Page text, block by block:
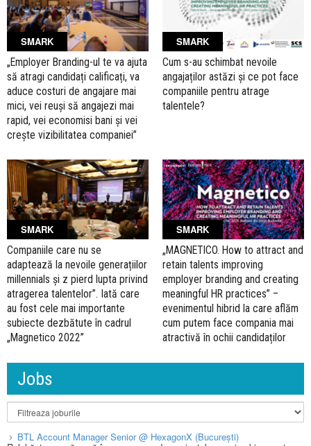
SMARK
„Employer Branding-ul te va ajuta
să atragi candidați calificați, va
aduce costuri de angajare mai
mici, vei reuși să angajezi mai
rapid, vei economisi bani și vei
crește vizibilitatea companiei”
SMARK
Cum s-au schimbat nevoile
angajaților astăzi și ce pot face
companiile pentru atrage
talentele?
SMARK
Companiile care nu se
adaptează la nevoile generațiilor
millennials și z pierd lupta privind
atragerea talentelor”. Iată care
au fost cele mai importante
subiecte dezbătute în cadrul
„Magnetico 2022”
SMARK
„MAGNETICO. How to attract and
retain talents improving
employer branding and creating
meaningful HR practices” –
evenimentul hibrid la care aflăm
cum putem face compania mai
atractivă în ochii candidaților
Jobs
BTL Account Manager Senior @ HexagonX (București)